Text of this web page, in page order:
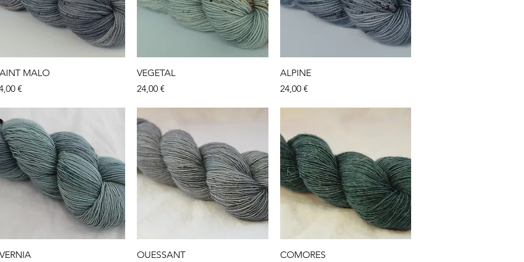
Aperçu rapide
MALO
€
VEGETAL
Prix
24,00 €
ALPINE
Prix
24,00 €
Aperçu rapide
OUESSANT Aperçu rapide
COMORES